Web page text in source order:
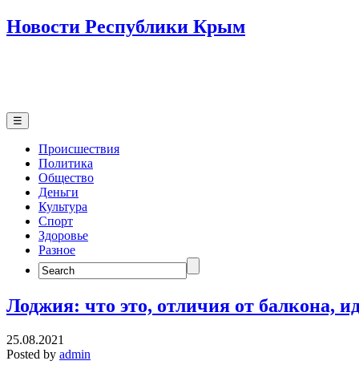
Новости Республики Крым
☰
Происшествия
Политика
Общество
Деньги
Культура
Спорт
Здоровье
Разное
Search
for:
Лоджия: что это, отличия от балкона,
25.08.2021
Posted by admin